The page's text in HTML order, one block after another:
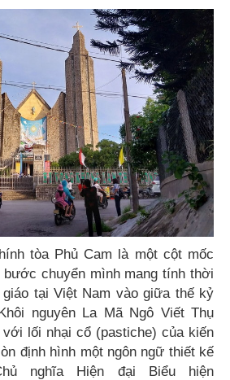
tòa Phủ Cam là một cột mốc
bước chuyển mình mang tính thời
tại Việt Nam vào giữa thế kỷ
nguyên La Mã Ngô Viết Thụ
lối nhại cổ (pastiche) của kiến
định hình một ngôn ngữ thiết kế
nghĩa Hiện đại Biểu hiện